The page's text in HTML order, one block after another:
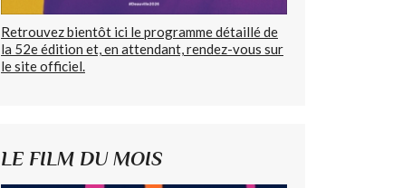
Retrouvez bientôt ici le programme détaillé de
la 52e édition et, en attendant, rendez-vous sur
le site officiel.
LE FILM DU MOIS